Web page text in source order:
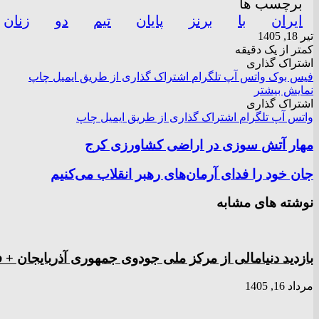
برچسب ها
ایران
با برنز پایان تیم دو زنان
تیر 18, 1405
کمتر از یک دقیقه
اشتراک گذاری
فیس بوک واتس آپ تلگرام اشتراک گذاری از طریق ایمیل چاپ
نمایش بیشتر
اشتراک گذاری
واتس آپ تلگرام اشتراک گذاری از طریق ایمیل چاپ
مهار آتش سوزی در اراضی کشاورزی کرج
جان خود را فدای آرمان‌های رهبر انقلاب می‌کنیم
نوشته های مشابه
بازدید دنیامالی از مرکز ملی جودوی جمهوری آذربایجان +
مرداد 16, 1405